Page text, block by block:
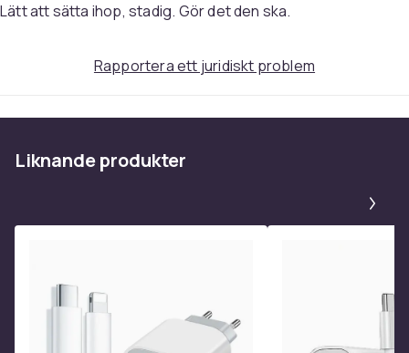
Produktsäkerhetsinformation
Lätt att sätta ihop, stadig. Gör det den ska.
Rapportera ett juridiskt problem
Liknande produkter